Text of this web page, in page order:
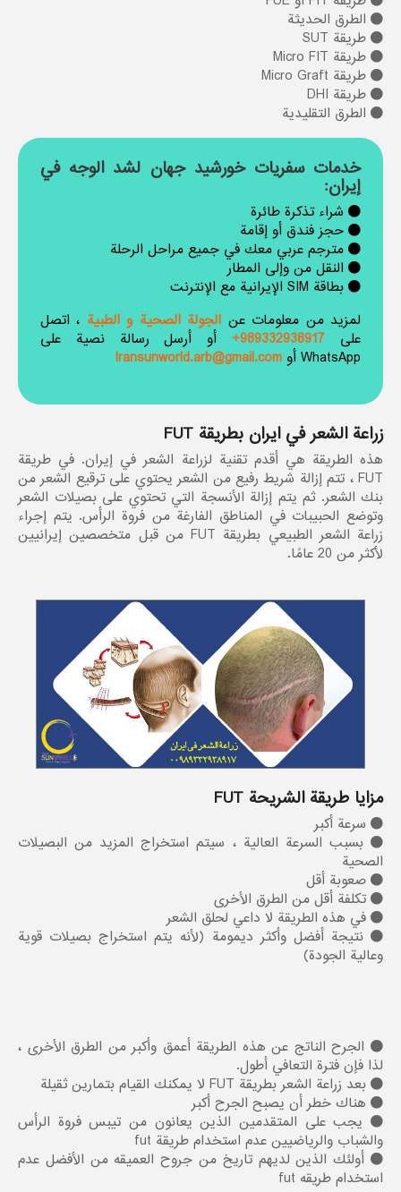
الطرق الحديثة
طريقة SUT
طريقة Micro FIT
طريقة Micro Graft
طريقة DHI
الطرق التقليدية
خدمات سفريات خورشيد جهان لشد الوجه في
إيران:
شراء تذكرة طائرة
حجز فندق أو إقامة
مترجم عربي معك في جميع مراحل الرحلة
النقل من وإلى المطار
بطاقة SIM الإيرانية مع الإنترنت
لمزيد من معلومات عن الجولة الصحیة و الطبیة ، اتصل
على 989332938917+ أو أرسل رسالة نصية على
WhatsApp أو Iransunworld.arb@gmail.com
زراعة الشعر في ايران بطريقة FUT
هذه الطريقة هي أقدم تقنية لزراعة الشعر في إيران. في طريقة
FUT ، تتم إزالة شريط رفيع من الشعر يحتوي على ترقيع الشعر من
بنك الشعر. ثم يتم إزالة الأنسجة التي تحتوي على بصيلات الشعر
وتوضع الحبيبات في المناطق الفارغة من فروة الرأس. يتم إجراء
زراعة الشعر الطبيعي بطريقة FUT من قبل متخصصين إيرانيين
لأكثر من 20 عامًا.
مزايا طريقة الشريحة FUT
سرعة أكبر
بسبب السرعة العالية ، سيتم استخراج المزيد من البصيلات
الصحية
صعوبة أقل
تكلفة أقل من الطرق الأخرى
في هذه الطريقة لا داعي لحلق الشعر
نتيجة أفضل وأكثر ديمومة (لأنه يتم استخراج بصيلات قوية
وعالية الجودة)
الجرح الناتج عن هذه الطريقة أعمق وأكبر من الطرق الأخرى ،
لذا فإن فترة التعافي أطول.
بعد زراعة الشعر بطريقة FUT لا يمكنك القيام بتمارين ثقيلة
هناك خطر أن يصبح الجرح أكبر
يجب على المتقدمين الذين يعانون من تيبس فروة الرأس
والشباب والرياضيين عدم استخدام طريقة fut
أولئك الذين لديهم تاريخ من جروح العمیقه من الأفضل عدم
استخدام طریقه fut